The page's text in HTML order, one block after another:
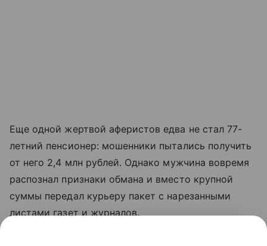
Еще одной жертвой аферистов едва не стал 77-
летний пенсионер: мошенники пытались получить
от него 2,4 млн рублей. Однако мужчина вовремя
распознал признаки обмана и вместо крупной
суммы передал курьеру пакет с нарезанными
листами газет и журналов.